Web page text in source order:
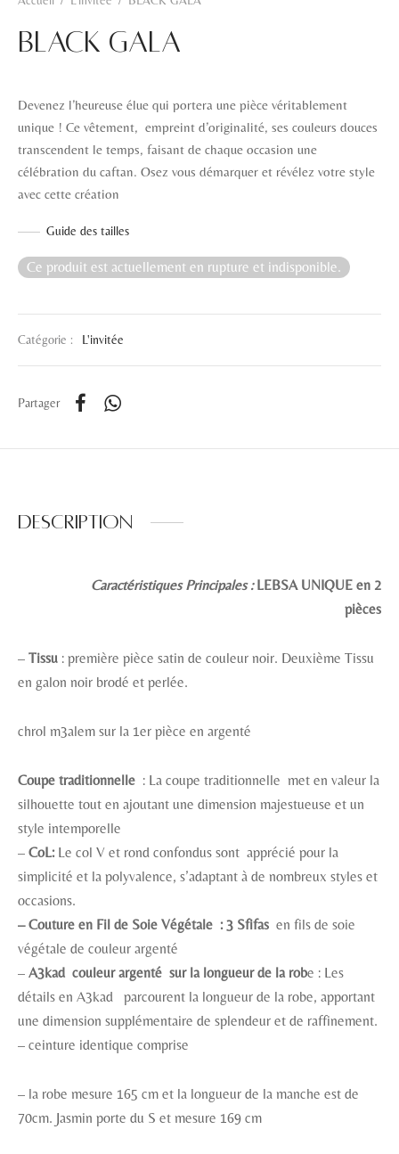
BLACK GALA
Devenez l’heureuse élue qui portera une pièce véritablement
unique ! Ce vêtement, empreint d’originalité, ses couleurs douces
transcendent le temps, faisant de chaque occasion une
célébration du caftan. Osez vous démarquer et révélez votre style
avec cette création
Guide des tailles
Ce produit est actuellement en rupture et indisponible.
Catégorie : L'invitée
Partager
Description
Caractéristiques Principales :LEBSA UNIQUE en 2
pièces
– Tissu : première pièce satin de couleur noir. Deuxième Tissu
en galon noir brodé et perlée.
chrol m3alem sur la 1er pièce en argenté
Coupe traditionnelle : La coupe traditionnelle met en valeur la
silhouette tout en ajoutant une dimension majestueuse et un
style intemporelle
– CoL: Le col V et rond confondus sont apprécié pour la
simplicité et la polyvalence, s’adaptant à de nombreux styles et
occasions.
– Couture en Fil de Soie Végétale : 3 Sfifas en fils de soie
végétale de couleur argenté
– A3kad couleur argenté sur la longueur de la robe : Les
détails en A3kad parcourent la longueur de la robe, apportant
une dimension supplémentaire de splendeur et de raffinement.
– ceinture identique comprise
– la robe mesure 165 cm et la longueur de la manche est de
70cm. Jasmin porte du S et mesure 169 cm